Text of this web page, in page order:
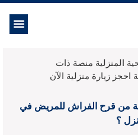
من قرح الفراش للمريض في
؟